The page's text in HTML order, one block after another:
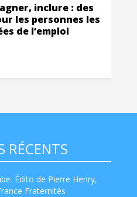
inclure : des
les personnes les
de l’emploi
RÉCENTS
Édito de Pierre Henry,
Fraternités